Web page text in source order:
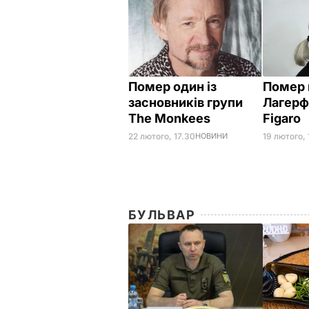
Помер один із
засновників групи
The Monkees
22 лютого, 17.30НОВИНИ
Помер
Figaro
19 лютого,
БУЛЬВАР